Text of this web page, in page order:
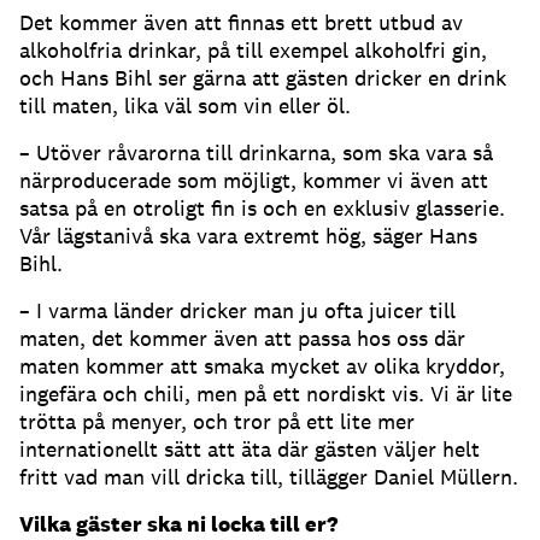
Det kommer även att finnas ett brett utbud av
alkoholfria drinkar, på till exempel alkoholfri gin,
och Hans Bihl ser gärna att gästen dricker en drink
till maten, lika väl som vin eller öl.
– Utöver råvarorna till drinkarna, som ska vara så
närproducerade som möjligt, kommer vi även att
satsa på en otroligt fin is och en exklusiv glasserie.
Vår lägstanivå ska vara extremt hög, säger Hans
Bihl.
– I varma länder dricker man ju ofta juicer till
maten, det kommer även att passa hos oss där
maten kommer att smaka mycket av olika kryddor,
ingefära och chili, men på ett nordiskt vis. Vi är lite
trötta på menyer, och tror på ett lite mer
internationellt sätt att äta där gästen väljer helt
fritt vad man vill dricka till, tillägger Daniel Müllern.
Vilka gäster ska ni locka till er?